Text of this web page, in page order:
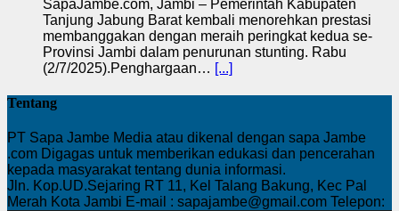
SapaJambe.com, Jambi – Pemerintah Kabupaten
Tanjung Jabung Barat kembali menorehkan prestasi
membanggakan dengan meraih peringkat kedua se-
Provinsi Jambi dalam penurunan stunting. Rabu
(2/7/2025).Penghargaan… [...]
Tentang
PT Sapa Jambe Media atau dikenal dengan sapa Jambe
.com Digagas untuk memberikan edukasi dan pencerahan
kepada masyarakat tentang dunia informasi.
Jln. Kop.UD.Sejaring RT 11, Kel Talang Bakung, Kec Pal
Merah Kota Jambi E-mail : sapajambe@gmail.com Telepon: